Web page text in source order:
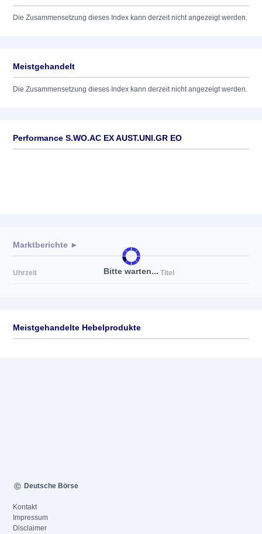
Die Zusammensetzung dieses Index kann derzeit nicht angezeigt werden.
Meistgehandelt
Die Zusammensetzung dieses Index kann derzeit nicht angezeigt werden.
Performance S.WO.AC EX AUST.UNI.GR EO
Bitte warten...
Marktberichte ►
Uhrzeit Titel
Meistgehandelte Hebelprodukte
Deutsche Börse
Kontakt
Impressum
Disclaimer